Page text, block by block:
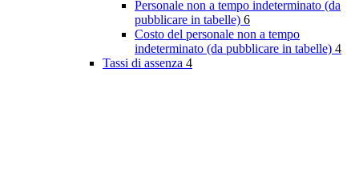
Personale non a tempo indeterminato (da
pubblicare in tabelle) 6
Costo del personale non a tempo
indeterminato (da pubblicare in tabelle) 4
Tassi di assenza 4